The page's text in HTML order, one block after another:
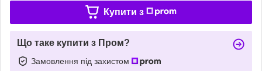
Купити з
Що таке купити з Пром?
Замовлення під захистом